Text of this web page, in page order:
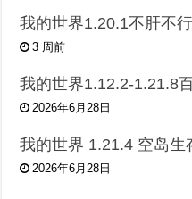
我的世界1.20.1不肝不
3 周前
我的世界1.12.2-1.21.8
2026年6月28日
我的世界 1.21.4 空岛生
2026年6月28日